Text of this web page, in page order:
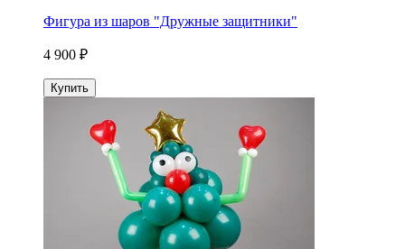
Фигура из шаров "Дружные защитники"
4 900 ₽
Купить